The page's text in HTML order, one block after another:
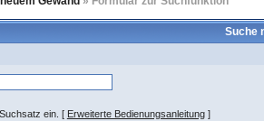
Suche
ein. [ Erweiterte Bedienungsanleitung]